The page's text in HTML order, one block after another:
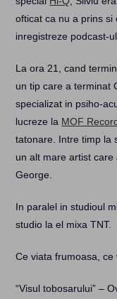
ofticat ca nu a prins si
inregistreze podcast-
La ora 21, cand
un tip care a terminat
specializat in psiho-
lucreze la MOF
tatonare. Intre timp la
un alt mare artist
George.
In paralel in studioul
studio la el mixa TNT.
Ce viata frumoasa, ce
“Visul tobosarului” –